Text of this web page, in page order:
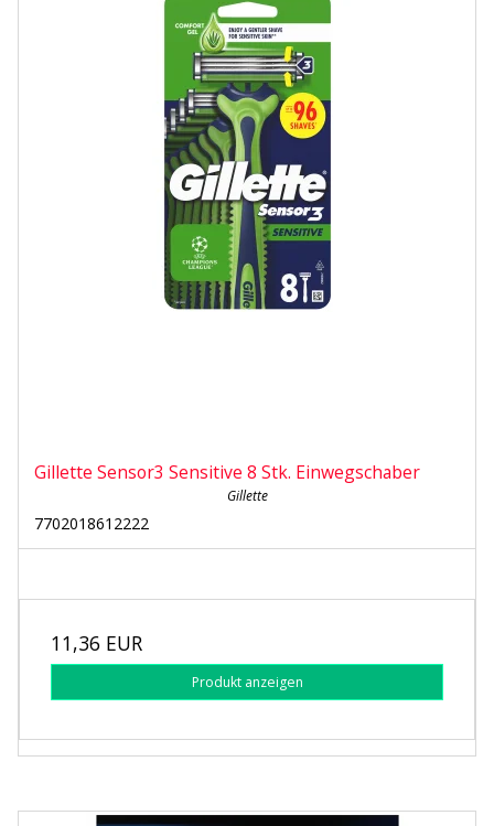
Gillette Sensor3 Sensitive 8 Stk. Einwegschaber
Gillette
7702018612222
11,36 EUR
Produkt anzeigen